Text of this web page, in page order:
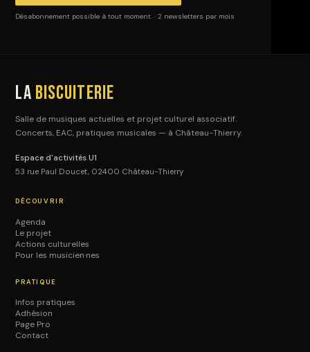
Désabonnement possible à tout moment. · 2 newsletters par mois
La Biscuiterie
Salle de musiques actuelles et projet culturel associatif.
Concerts, EAC, pratiques musicales — à Château-Thierry.
Espace d'activités U1
53 rue Paul Doucet, 02400 Château-Thierry
DÉCOUVRIR
Agenda
Le projet
Actions culturelles
Pour les musicien·nes
PRATIQUE
Infos pratiques
Adhésion
Page Pro
Contact